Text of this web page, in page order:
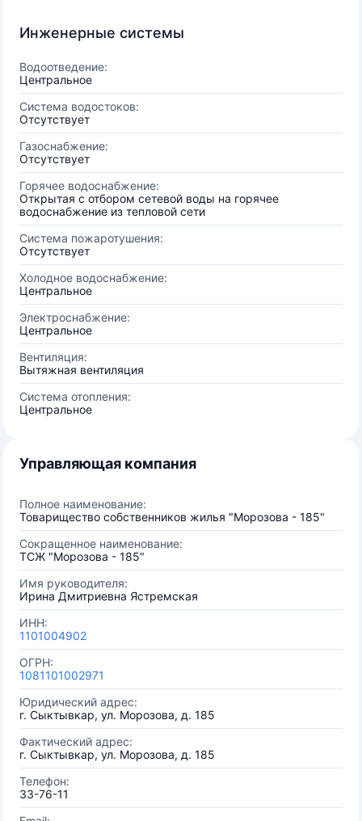
Инженерные системы
Водоотведение:
Центральное
Система водостоков:
Отсутствует
Газоснабжение:
Отсутствует
Горячее водоснабжение:
Открытая с отбором сетевой воды на горячее
водоснабжение из тепловой сети
Система пожаротушения:
Отсутствует
Холодное водоснабжение:
Центральное
Электроснабжение:
Центральное
Вентиляция:
Вытяжная вентиляция
Система отопления:
Центральное
Управляющая компания
Полное наименование:
Товарищество собственников жилья "Морозова - 185"
Сокращенное наименование:
ТСЖ "Морозова - 185"
Имя руководителя:
Ирина Дмитриевна Ястремская
ИНН:
1101004902
ОГРН:
1081101002971
Юридический адрес:
г. Сыктывкар, ул. Морозова, д. 185
Фактический адрес:
г. Сыктывкар, ул. Морозова, д. 185
Телефон:
33-76-11